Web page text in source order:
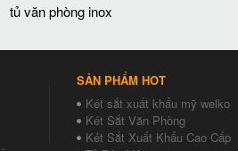
tủ văn phòng inox
SẢN PHẨM HOT
Két sắt xuất khẩu mỹ welko
Két Sắt Văn Phòng
Két Sắt Xuất Khẩu Cao Cấp